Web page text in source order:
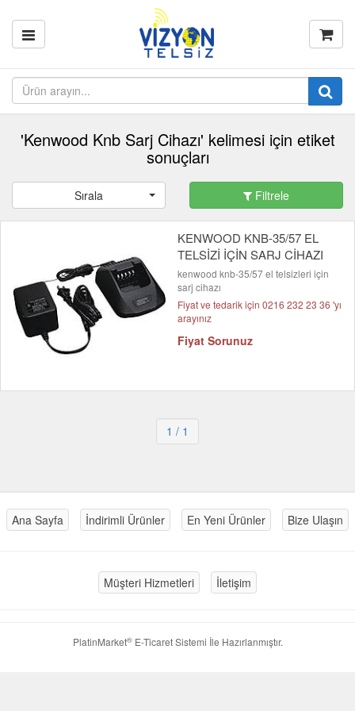
'Kenwood Knb Sarj Cihazı' kelimesi için etiket
sonuçları
Sırala Filtrele
KENWOOD KNB-35/57 EL
TELSİZİ İÇİN SARJ CİHAZI
kenwood knb-35/57 el telsizleri için
sarj cihazı
Fiyat ve tedarik için 0216 232 23 36 'yı
arayınız
Fiyat Sorunuz
1 / 1
Ana Sayfa İndirimli Ürünler En Yeni Ürünler Bize Ulaşın
Müşteri Hizmetleri İletişim
PlatinMarket®E-Ticaret Sistemi İle Hazırlanmıştır.